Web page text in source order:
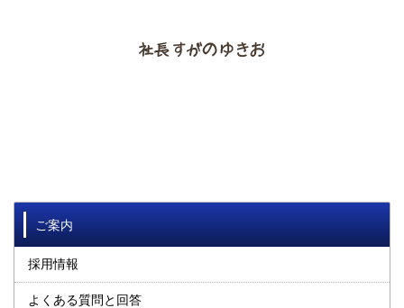
ご案内
採用情報
よくある質問と回答